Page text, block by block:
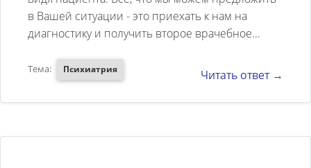
измененным МР-сигналом не
выявлено. Сильвиевы щели
Срединные структуры не
смещены. Боковые желудочки
симметричны.
рисполепт 2 мг, а депакин
отменили. Внешне казалось
стало лучше, но дочь говорит,
замучили скачки настроения,
вплоть до суицидальных
в Вашей ситуации - это приехать к нам на
диагностику и получить второе врачебное...
Тема: Психиатрия Читать ответ →